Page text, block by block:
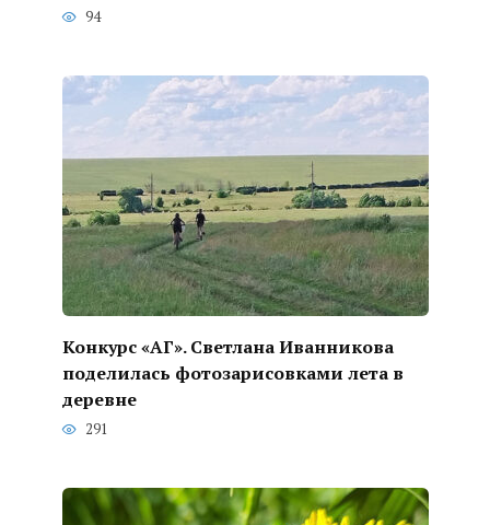
94
Конкурс «АГ». Светлана Иванникова
поделилась фотозарисовками лета в
деревне
291